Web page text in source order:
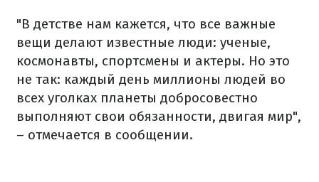
"В детстве нам кажется, что все важные
вещи делают известные люди: ученые,
космонавты, спортсмены и актеры. Но это
не так: каждый день миллионы людей во
всех уголках планеты добросовестно
выполняют свои обязанности, двигая мир",
– отмечается в сообщении.